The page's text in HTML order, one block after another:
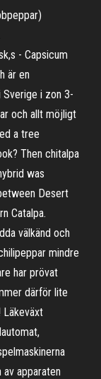
- Capsicum
är en
i zon 3-
och allt möjligt
a tree
Then chitalpa
was
Desert
Catalpa.
välkänd och
mindre
har prövat
därför lite
Läkeväxt
av apparaten